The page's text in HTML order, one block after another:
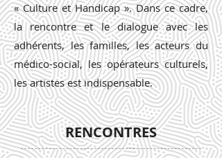
« Culture et Handicap ». Dans ce cadre,
la rencontre et le dialogue avec les
adhérents, les familles, les acteurs du
médico-social, les opérateurs culturels,
les artistes est indispensable.
RENCONTRES